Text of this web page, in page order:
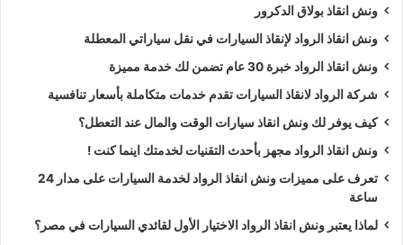
ونش انقاذ بولاق الدكرور
ونش انقاذ الرواد لإنقاذ السيارات في نقل سياراتي المعطلة
ونش انقاذ الرواد خبرة 30 عام تضمن لك خدمة مميزة
شركة الرواد لانقاذ السيارات تقدم خدمات متكاملة بأسعار تنافسية
كيف يوفر لك ونش انقاذ سيارات الوقت والمال عند التعطل؟
ونش انقاذ الرواد مجهز بأحدث التقنيات لخدمتك اينما كنت !
تعرف على مميزات ونش انقاذ الرواد لخدمة السيارات على مدار 24
ساعة
لماذا يعتبر ونش انقاذ الرواد الاختيار الأول لقائدي السيارات في مصر؟